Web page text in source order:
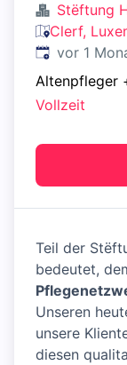
Stëftung
Clerf,
Veröffentlicht
vor 1
Altenpfleger
Vollzeit
Teil der
bedeutet,
Unseren
unsere
diesen